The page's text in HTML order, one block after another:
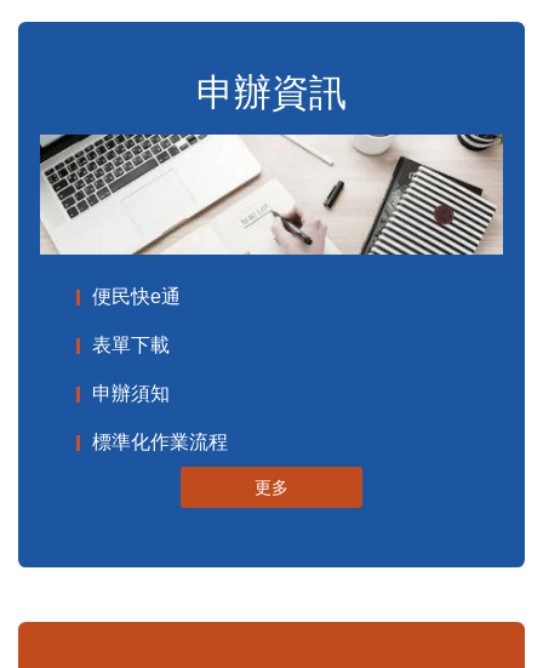
申辦資訊
便民快e通
表單下載
申辦須知
標準化作業流程
更多